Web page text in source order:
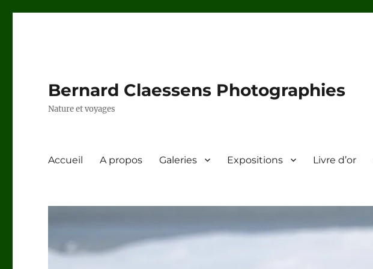
Bernard Claessens Photographies
Nature et voyages
Accueil A propos Galeries Expositions Livre d’or